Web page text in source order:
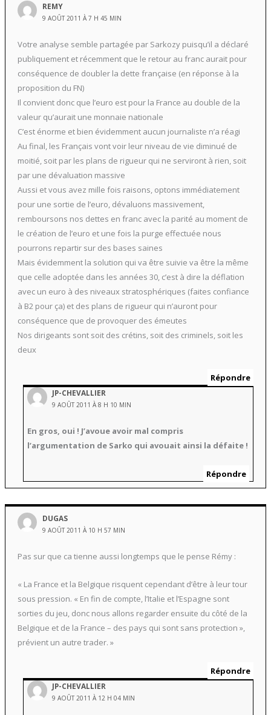
REMY
9 AOÛT 2011 À 7 H 45 MIN
Votre analyse semble partagée par Sarkozy puisqu’il a déclaré
publiquement et récemment que le retour au franc aurait pour
conséquence de doubler la dette française (en réponse à la
proposition du FN)
Il convient donc que l’euro est pour la France au double de la
valeur qu’aurait une monnaie nationale
C’est énorme et bien évidemment aucun journaliste n’a réagi
Au final, les Français vont voir leur niveau de vie diminué de
moitié, soit par les plans de rigueur qui ne serviront à rien, soit
par une dévaluation massive
Aussi et vous avez mille fois raisons, optons immédiatement
pour une sortie de l’euro, dévaluons massivement,
remboursons nos dettes en franc avec la parité au moment de
le création de l’euro et une fois la purge effectuée nous
pourrons repartir sur des bases saines
Mais évidemment la solution qui va être suivie va être la même
que celle adoptée dans les années 30, c’est à dire la déflation
avec un euro à des niveaux stratosphériques (faites confiance
à B2 pour ça) et des plans de rigueur qui n’auront pour
conséquence que de provoquer des émeutes
Nos dirigeants sont soit des crétins, soit des criminels, soit les
deux
Répondre
JP-CHEVALLIER
9 AOÛT 2011 À 8 H 10 MIN
En gros, oui ! J’avoue avoir mal compris
l’argumentation de Sarko qui avouait ainsi la défaite !
Répondre
DUGAS
9 AOÛT 2011 À 10 H 57 MIN
Pas sur que ca tienne aussi longtemps que le pense Rémy :
« La France et la Belgique risquent cependant d’être à leur tour
sous pression. « En fin de compte, l’Italie et l’Espagne sont
sorties du jeu, donc nous allons regarder ensuite du côté de la
Belgique et de la France – des pays qui sont sans protection »,
prévient un autre trader. »
Répondre
JP-CHEVALLIER
9 AOÛT 2011 À 12 H 04 MIN